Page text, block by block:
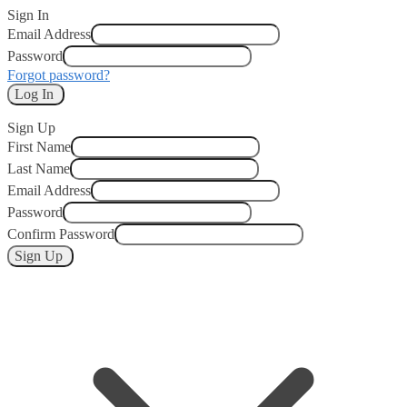
Sign In
Email Address
Password
Forgot password?
Log In
Sign Up
First Name
Last Name
Email Address
Password
Confirm Password
Sign Up